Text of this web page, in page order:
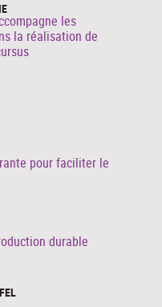
les
la réalisation de
pour faciliter le
durable